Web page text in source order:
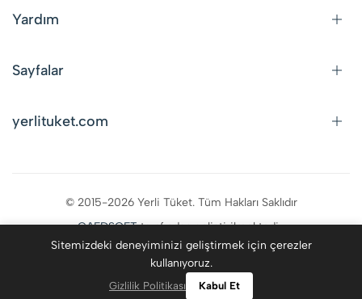
Yardım
Sayfalar
yerlituket.com
© 2015-2026 Yerli Tüket. Tüm Hakları Saklıdır
CAFDSOFTtarafından geliştirilmektedir.
Sitemizdeki deneyiminizi geliştirmek için çerezler
kullanıyoruz.
Gizlilik Politikası Kabul Et
Giriş Yap
0
Favoriler